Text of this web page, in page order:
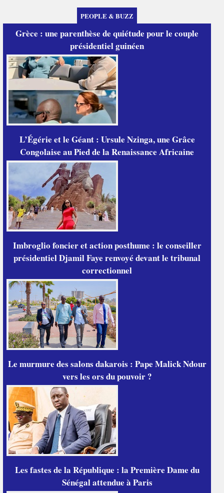
PEOPLE & BUZZ
Grèce : une parenthèse de quiétude pour le couple
présidentiel guinéen
L’Égérie et le Géant : Ursule Nzinga, une Grâce
Congolaise au Pied de la Renaissance Africaine
Imbroglio foncier et action posthume : le conseiller
présidentiel Djamil Faye renvoyé devant le tribunal
correctionnel
Le murmure des salons dakarois : Pape Malick Ndour
vers les ors du pouvoir ?
Les fastes de la République : la Première Dame du
Sénégal attendue à Paris